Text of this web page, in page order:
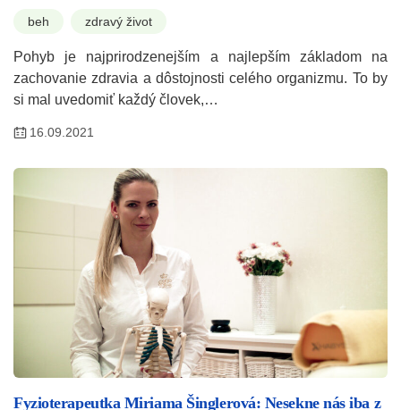
beh zdravý život
Pohyb je najprirodzenejším a najlepším základom na
zachovanie zdravia a dôstojnosti celého organizmu. To by
si mal uvedomiť každý človek,…
16.09.2021
Fyzioterapeutka Miriama Šinglerová: Nesekne nás iba z